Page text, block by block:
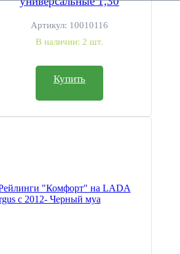
Артикул: 10010116
В наличии: 2 шт.
Купить